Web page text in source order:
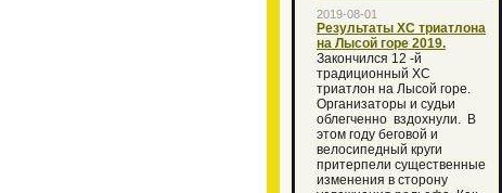
2019-08-01
Результаты ХС триатлона
на Лысой горе 2019.
Закончился 12 -й
традиционный XC
триатлон на Лысой горе.
Организаторы и судьи
облегченно вздохнули. В
этом году беговой и
велосипедный круги
притерпели существенные
изменения в сторону